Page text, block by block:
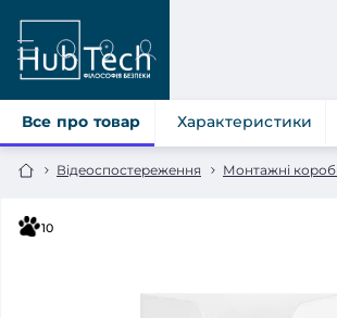
Відеоспостереження Монтажні
Все про товар Характеристики
10